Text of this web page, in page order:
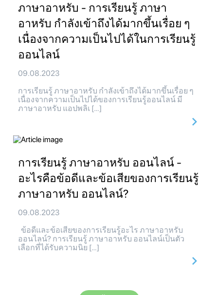
ภาษาอาหรับ - การเรียนรู้ ภาษา
อาหรับ กำลังเข้าถึงได้มากขึ้นเรื่อย ๆ
เนื่องจากความเป็นไปได้ในการเรียนรู้
ออนไลน์
09.08.2023
การเรียนรู้ ภาษาอาหรับ กำลังเข้าถึงได้มากขึ้นเรื่อย ๆ
เนื่องจากความเป็นไปได้ของการเรียนรู้ออนไลน์ มี
ภาษาอาหรับ แอปพลิเ […]
การเรียนรู้ ภาษาอาหรับ ออนไลน์ -
อะไรคือข้อดีและข้อเสียของการเรียนรู้
ภาษาอาหรับ ออนไลน์?
09.08.2023
ข้อดีและข้อเสียของการเรียนรู้อะไร ภาษาอาหรับ
ออนไลน์? การเรียนรู้ ภาษาอาหรับ ออนไลน์เป็นตัว
เลือกที่ได้รับความนิย […]